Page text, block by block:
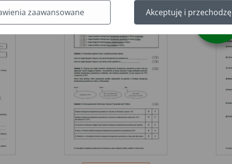
zaawansowane Akceptuję i